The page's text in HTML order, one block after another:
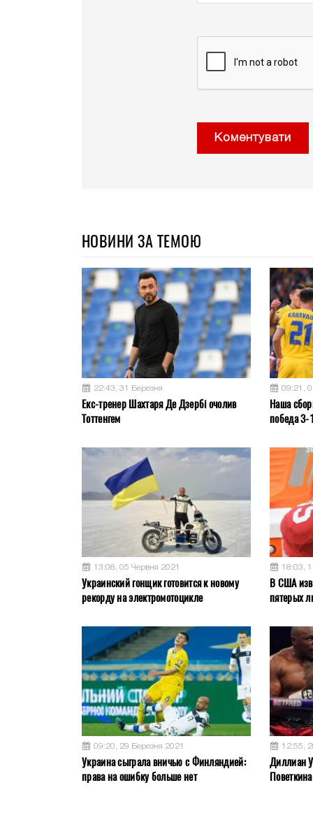
Коментувати
НОВИНИ ЗА ТЕМОЮ
22:43, 31 Березня
Екс-тренер Шахтаря Де Дзербі очолив
Тоттенгем
09:21,
Наша
победа 3-
13:08, 05 Червня 2021
Украинский гонщик готовится к новому
рекорду на электромотоцикле
18:03,
В США
пятерых
09:20, 29 Березня 2021
Украина сыграла вничью с Финляндией:
права на ошибку больше нет
12:55,
Диллиан